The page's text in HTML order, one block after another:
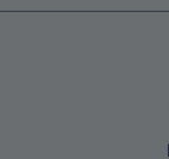
Blog
Parrainer un